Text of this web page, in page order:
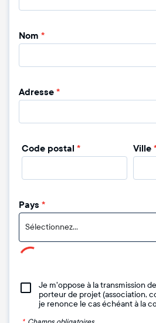
Nom *
Adresse*
Code postal * Ville
Pays *
Sélectionnez...
Je m'oppose à la transmission
porteur de projet (association,
je renonce le cas échéant à la